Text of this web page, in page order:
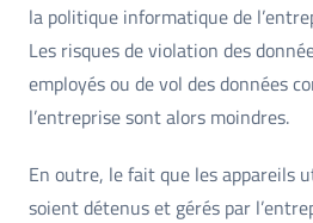
la politique informatique de
Les risques de violation des
employés ou de vol des données
l’entreprise sont alors moindres.
En outre, le fait que les appareils
soient détenus et gérés par